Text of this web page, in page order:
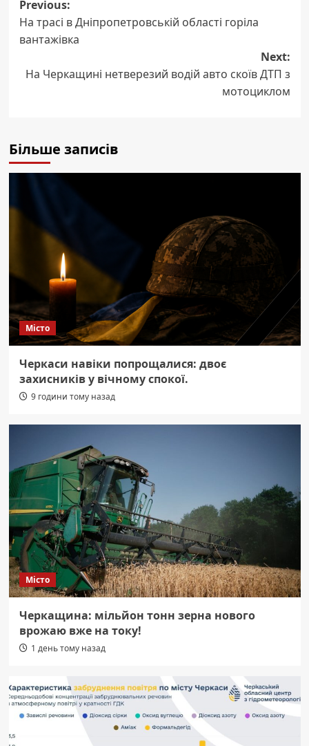
Post
navigation
Previous:
На трасі в Дніпропетровській області горіла
вантажівка
Next:
На Черкащині нетверезий водій авто скоїв ДТП з
мотоциклом
Більше записів
Місто
Черкаси навіки попрощалися: двоє
захисників у вічному спокої.
9 години тому назад
Місто
Черкащина: мільйон тонн зерна нового
врожаю вже на току!
1 день тому назад